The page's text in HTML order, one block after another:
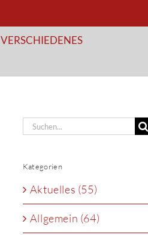
VERSCHIEDENES
Suche
Kategorien
Aktuelles (55)
Allgemein (64)